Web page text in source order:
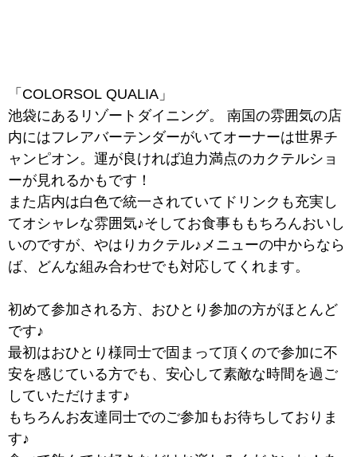
「COLORSOL QUALIA」
池袋にあるリゾートダイニング。 南国の雰囲気の店
内にはフレアバーテンダーがいてオーナーは世界チ
ャンピオン。運が良ければ迫力満点のカクテルショ
ーが見れるかもです！
また店内は白色で統一されていてドリンクも充実し
てオシャレな雰囲気♪そしてお食事ももちろんおいし
いのですが、やはりカクテル♪メニューの中からなら
ば、どんな組み合わせでも対応してくれます。
初めて参加される方、おひとり参加の方がほとんど
です♪
最初はおひとり様同士で固まって頂くので参加に不
安を感じている方でも、安心して素敵な時間を過ご
していただけます♪
もちろんお友達同士でのご参加もお待ちしておりま
す♪